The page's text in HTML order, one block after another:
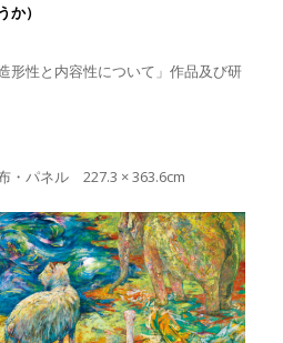
）
形性と内容性について」作品及び研
・パネル 227.3 × 363.6cm